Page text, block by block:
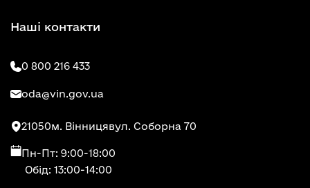
Наші контакти
0 800 216 433
oda@vin.gov.ua
21050м. Вінницявул. Соборна 70
Пн-Пт: 9:00-18:00
Обід: 13:00-14:00